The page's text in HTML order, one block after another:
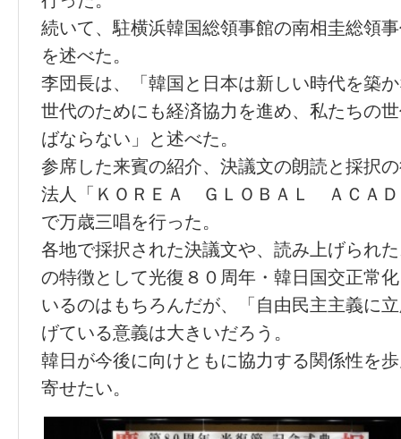
続いて、駐横浜韓国総領事館の南相圭総領
を述べた。
李団長は、「韓国と日本は新しい時代を築
世代のためにも経済協力を進め、私たちの
ばならない」と述べた。
参席した来賓の紹介、決議文の朗読と採択
法人「ＫＯＲＥＡ ＧＬＯＢＡＬ ＡＣＡＤ
で万歳三唱を行った。
各地で採択された決議文や、読み上げられ
の特徴として光復８０周年・韓日国交正常
いるのはもちろんだが、「自由民主主義に
げている意義は大きいだろう。
韓日が今後に向けともに協力する関係性を
寄せたい。